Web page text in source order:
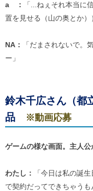
a ：
「...ねぇそれ本当に
置を見せる（山の奥とか）
NA：
「だまされないで。
ー」
鈴木千広さん（都
品
※動画応募
ゲームの様な画面。主人
わたし：
「今日は私の誕
で契約だってできちゃうも